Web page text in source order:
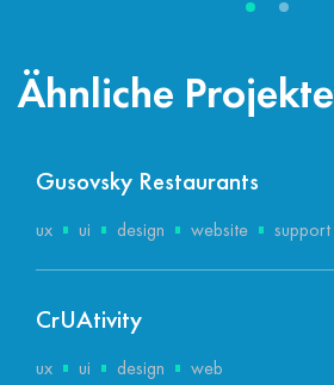
Ähnliche Projekte
Gusovsky Restaurants
ux ui design website support
CrUAtivity
ux ui design web